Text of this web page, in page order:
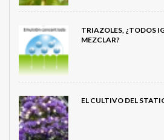
TRIAZOLES, ¿TODOS
MEZCLAR?
EL CULTIVO DEL